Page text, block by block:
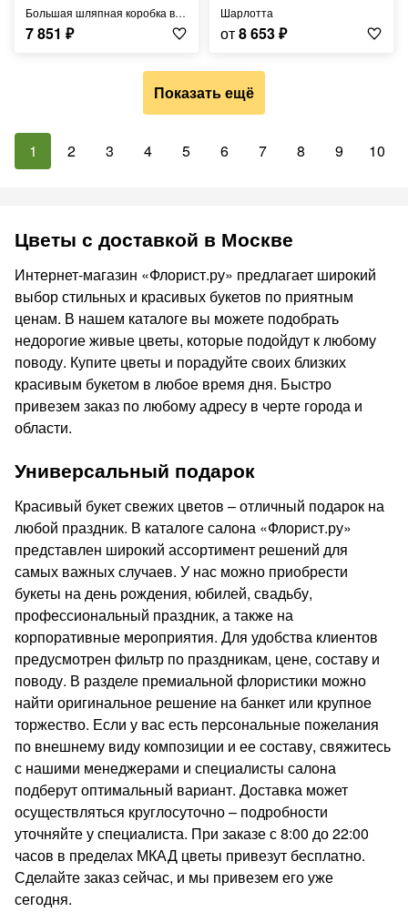
Большая шляпная коробка в нежных тоная с кустовой хризантемой, диантусами и эустомой
7 851 ₽
Шарлотта
от8 653₽
Показать ещё
1 2 3 4 5 6 7 8 9 10
Цветы с доставкой в Москве
Интернет-магазин «Флорист.ру» предлагает широкий
выбор стильных и красивых букетов по приятным
ценам. В нашем каталоге вы можете подобрать
недорогие живые цветы, которые подойдут к любому
поводу. Купите цветы и порадуйте своих близких
красивым букетом в любое время дня. Быстро
привезем заказ по любому адресу в черте города и
области.
Универсальный подарок
Красивый букет свежих цветов – отличный подарок на
любой праздник. В каталоге салона «Флорист.ру»
представлен широкий ассортимент решений для
самых важных случаев. У нас можно приобрести
букеты на день рождения, юбилей, свадьбу,
профессиональный праздник, а также на
корпоративные мероприятия. Для удобства клиентов
предусмотрен фильтр по праздникам, цене, составу и
поводу. В разделе премиальной флористики можно
найти оригинальное решение на банкет или крупное
торжество. Если у вас есть персональные пожелания
по внешнему виду композиции и ее составу, свяжитесь
с нашими менеджерами и специалисты салона
подберут оптимальный вариант. Доставка может
осуществляться круглосуточно – подробности
уточняйте у специалиста. При заказе с 8:00 до 22:00
часов в пределах МКАД цветы привезут бесплатно.
Сделайте заказ сейчас, и мы привезем его уже
сегодня.